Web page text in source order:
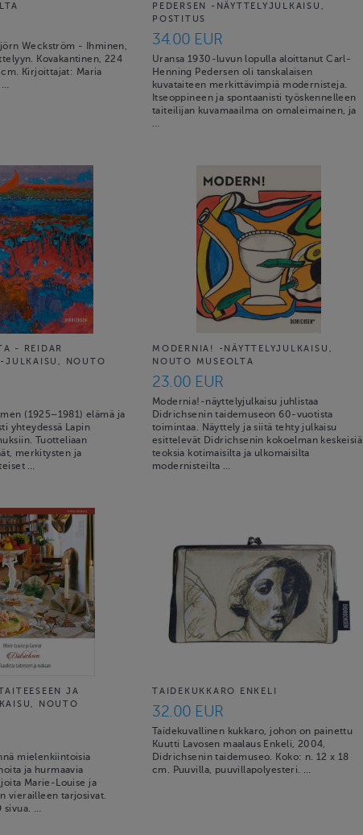
Weckström - Ihminen,
Kovakantinen, 224
Kirjoittajat: Maria
…
PEDERSEN -NÄYTTELYJULKAISU,
POSTITUS
34.00 EUR
Uransa 1930-luvun lopulla aloittanut Carl-
Henning Pedersen oli tanskalaisen
kuvataiteen merkittävimpiä modernisteja.
Itseoppineen ja spontaanisti työskennelleen
taiteilijan kuvamaailma on omaleimainen, ja
…
- REIDAR
JULKAISU, NOUTO
(1925–1981) elämä ja
yhteydessä Lapin
Tuotteliaan
merkitysten ja
…
MODERNIA! -NÄYTTELYJULKAISU,
NOUTO MUSEOLTA
23.00 EUR
Modernia!-näyttelyjulkaisu juhlistaa
Didrichsenin taidemuseon 60-vuotista
toimintaa. Näyttely ja siitä tehty julkaisu
esittelevät Didrichsenin kokoelman keskeisiä
teoksia kotimaisilta ja ulkomaisilta
modernisteilta …
JA
NOUTO
mielenkiintoisia
ja hurmaavia
Marie-Louise ja
vierailleen tarjosivat.
sivua. …
TAIDEKUKKARO ENKELI
32.00 EUR
Taidekuvallinen kukkaro, johon on painettu
Kuutti Lavosen maalaus Enkeli, 2004,
Didrichsenin taidemuseo. Koko: n. 12 x 18
cm. Puuvilla, puuvillapolyesteri. …